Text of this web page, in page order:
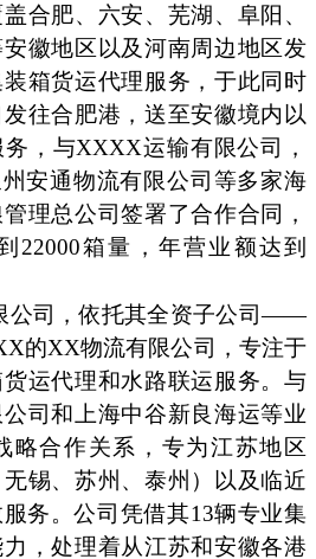
合肥、六安、芜湖、阜阳、
徽地区以及河南周边地区发
箱货运代理服务，于此同时
往合肥港，送至安徽境内以
，与XXXX运输有限公司，
安通物流有限公司等多家海
理总公司签署了合作合同，
22000箱量，年营业额达到
公司，依托其全资子公司——
的XX物流有限公司，专注于
运代理和水路联运服务。与
司和上海中谷新良海运等业
略合作关系，专为江苏地区
无锡、苏州、泰州）以及临近
务。公司凭借其13辆专业集
，处理着从江苏和安徽各港